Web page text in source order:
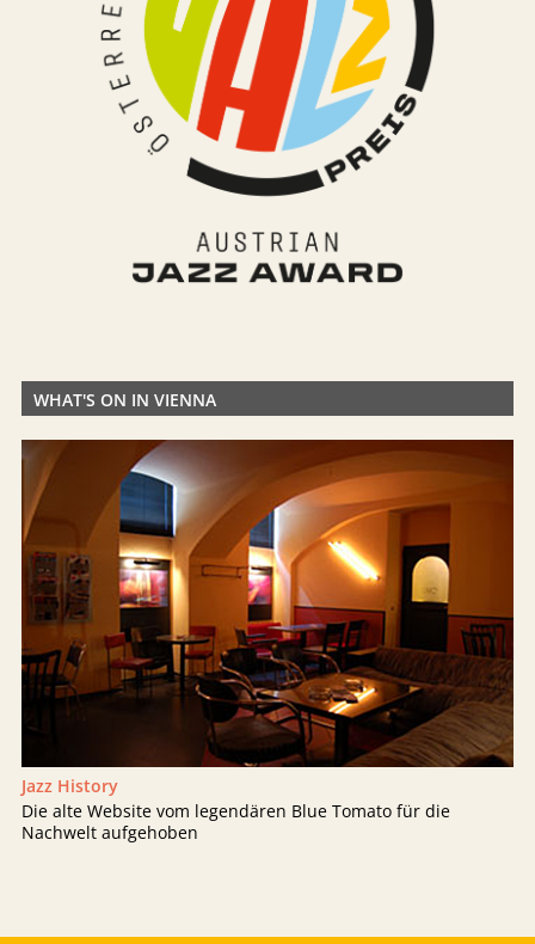
WHAT'S ON IN VIENNA
Jazz History
Die alte Website vom legendären Blue Tomato für die
Nachwelt aufgehoben